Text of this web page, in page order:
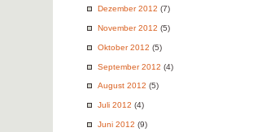
Dezember 2012 (7)
November 2012 (5)
Oktober 2012 (5)
September 2012 (4)
August 2012 (5)
Juli 2012 (4)
Juni 2012 (9)